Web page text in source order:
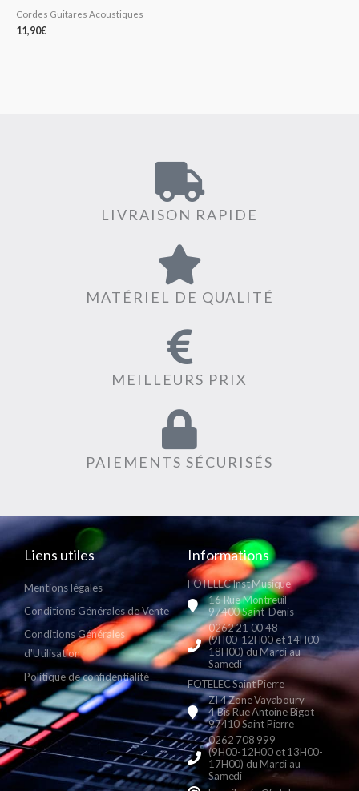
Cordes Guitares Acoustiques
11,90€
LIVRAISON RAPIDE
MATÉRIEL DE QUALITÉ
MEILLEURS PRIX
PAIEMENTS SÉCURISÉS
Liens utiles
Mentions légales
Conditions Générales de Vente
Conditions Générales
d'Utilisation
Politique de confidentialité
Informations
FOTELEC Inst Musique
16 Rue Montreuil
97400 Saint-Denis
0262 21 00 48
(9H00-12H00 et 14H00-
18H00) du Mardi au
Samedi
FOTELEC Saint Pierre
ZI 4 Zone Vayaboury
4 Bis Rue Antoine Bigot
97410 Saint Pierre
0262 708 999
(9H00-12H00 et 13H00-
17H00) du Mardi au
Samedi